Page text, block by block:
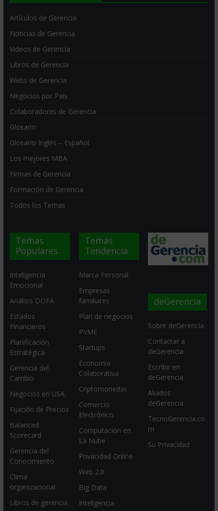
Artículos de Gerencia
Noticias de Gerencia
Videos de Gerencia
Libros de Gerencia
Webs de Gerencia
Negocios por País
Colaboradores de Gerencia
Glosario
Glosario Inglés – Español
Los mejores MBA
Firmas de Gerencia
Formación de Gerencia
Todos los Temas
Temas
Populares
Inteligencia
Emocional
Análisis DOFA
Estados
Financieros
Planificación
Estratégica
Gerencia del
Cambio
Negocios en USA
Fijación de Precios
Balanced
Scorecard
Gerencia del
Conocimiento
Clima
organizacional
Libros de gerencia
Temas
Tendencia
Marca Personal
Empresas
familiares
Plan de negocios
PYME
Startups
Economia
Colaborativa
Criptomonedas
Comercio
Electrónico
Computación en
La Nube
Privacidad Online
Web 2.0
Big Data
Inteligencia
deGerencia
Sobre deGerencia
Contactar a
deGerencia
Escribir en
deGerencia
Aliados
deGerencia
TecnoGerencia.co
m
Su Privacidad